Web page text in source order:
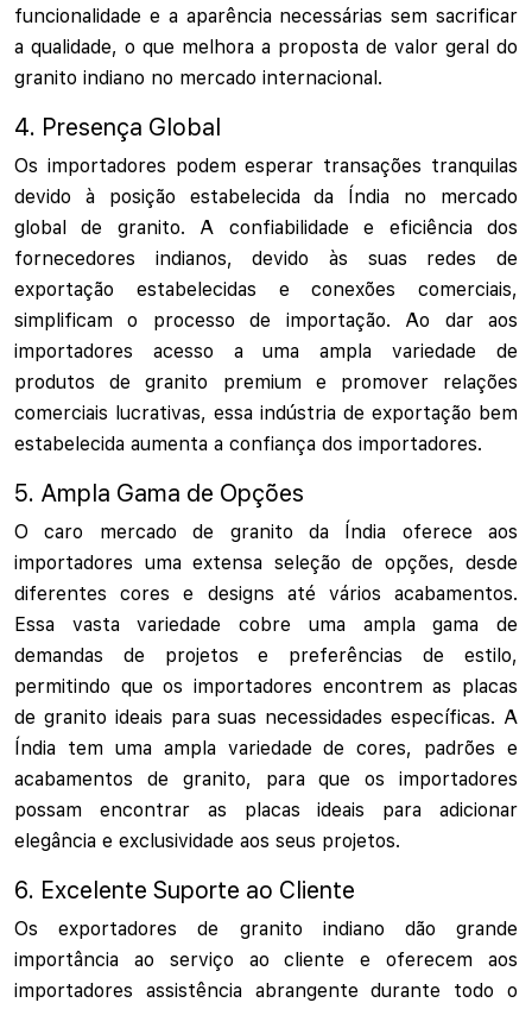
funcionalidade e a aparência necessárias sem sacrificar
a qualidade, o que melhora a proposta de valor geral do
granito indiano no mercado internacional.
4. Presença Global
Os importadores podem esperar transações tranquilas
devido à posição estabelecida da Índia no mercado
global de granito. A confiabilidade e eficiência dos
fornecedores indianos, devido às suas redes de
exportação estabelecidas e conexões comerciais,
simplificam o processo de importação. Ao dar aos
importadores acesso a uma ampla variedade de
produtos de granito premium e promover relações
comerciais lucrativas, essa indústria de exportação bem
estabelecida aumenta a confiança dos importadores.
5. Ampla Gama de Opções
O caro mercado de granito da Índia oferece aos
importadores uma extensa seleção de opções, desde
diferentes cores e designs até vários acabamentos.
Essa vasta variedade cobre uma ampla gama de
demandas de projetos e preferências de estilo,
permitindo que os importadores encontrem as placas
de granito ideais para suas necessidades específicas. A
Índia tem uma ampla variedade de cores, padrões e
acabamentos de granito, para que os importadores
possam encontrar as placas ideais para adicionar
elegância e exclusividade aos seus projetos.
6. Excelente Suporte ao Cliente
Os exportadores de granito indiano dão grande
importância ao serviço ao cliente e oferecem aos
importadores assistência abrangente durante todo o